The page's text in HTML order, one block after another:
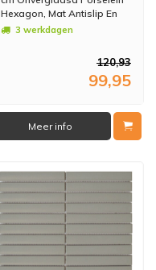
Hexagon, Mat Antislip En
Wit (Prijs Per m2)
3 werkdagen
120,93
99,95
Meer info